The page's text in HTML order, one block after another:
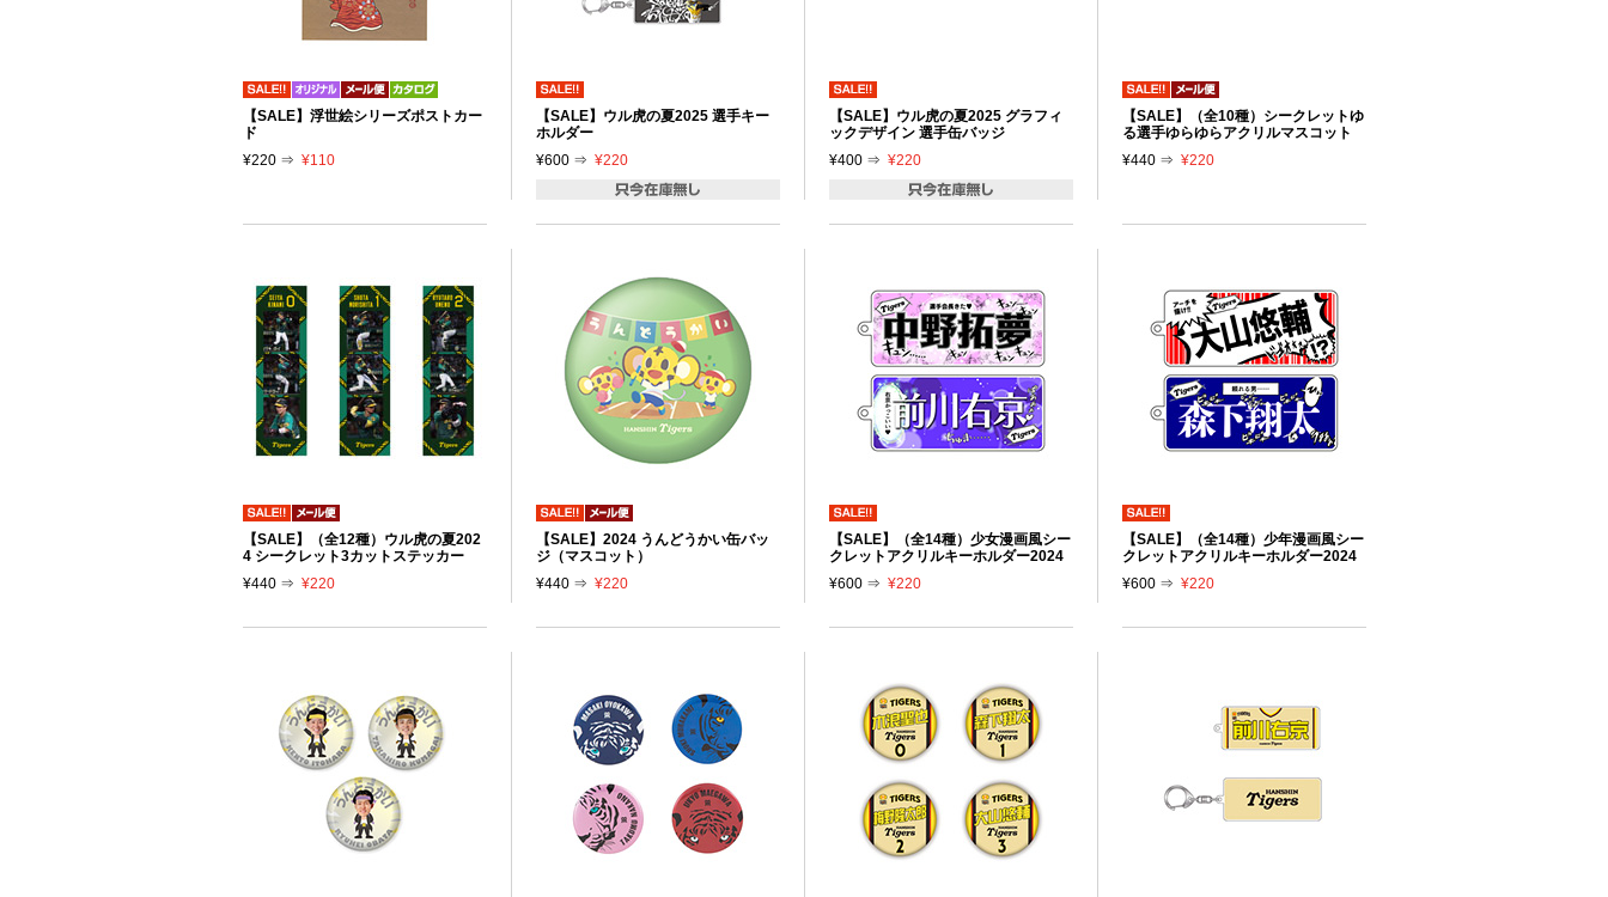
【SALE】浮世絵シリーズポストカー
ド
¥220 ⇒ ¥110
【SALE】ウル虎の夏2025 選手キー
ホルダー
¥600 ⇒ ¥220
【SALE】ウル虎の夏2025 グラフィ
ックデザイン 選手缶バッジ
¥400 ⇒ ¥220
【SALE】（全10種）シークレットゆ
る選手ゆらゆらアクリルマスコット
¥440 ⇒ ¥220
【SALE】（全12種）ウル虎の夏202
4 シークレット3カットステッカー
¥440 ⇒ ¥220
【SALE】2024 うんどうかい缶バッ
ジ（マスコット）
¥440 ⇒ ¥220
【SALE】（全14種）少女漫画風シー
クレットアクリルキーホルダー2024
¥600 ⇒ ¥220
【SALE】（全14種）少年漫画風シー
クレットアクリルキーホルダー2024
¥600 ⇒ ¥220